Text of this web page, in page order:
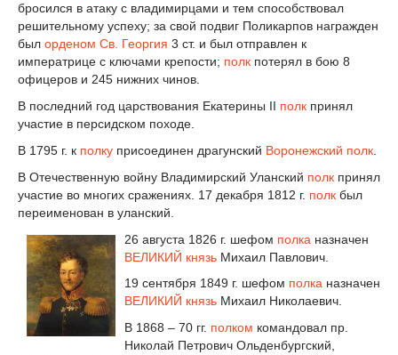
бросился в атаку с владимирцами и тем способствовал
решительному успеху; за свой подвиг Поликарпов награжден
был орденом Св. Георгия 3 ст. и был отправлен к
императрице с ключами крепости; полк потерял в бою 8
офицеров и 245 нижних чинов.
В последний год царствования Екатерины II полк принял
участие в персидском походе.
В 1795 г. к полку присоединен драгунский Воронежский полк
В Отечественную войну Владимирский Уланский полк принял
участие во многих сражениях. 17 декабря 1812 г. полк был
переименован в уланский.
26 августа 1826 г. шефом полка назначен
ВЕЛИКИЙ князь Михаил Павлович.
19 сентября 1849 г. шефом полка назначен
ВЕЛИКИЙ князь Михаил Николаевич.
В 1868 – 70 гг. полком командовал пр.
Николай Петрович Ольденбургский,